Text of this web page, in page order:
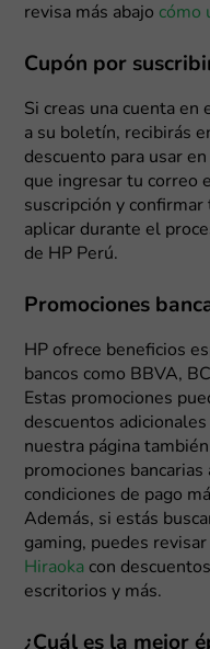
revisa más abajo cómo
Cupón por
Si creas una cuenta
a su boletín, recibirás
descuento para usar
que ingresar tu correo
suscripción y
aplicar durante el
de HP Perú.
Promociones
HP ofrece beneficios
bancos como BBVA,
Estas promociones
descuentos
nuestra página
promociones bancarias
condiciones de pago
Además, si estás
gaming, puedes
Hiraoka con
escritorios y más.
¿Cuál es la mejor